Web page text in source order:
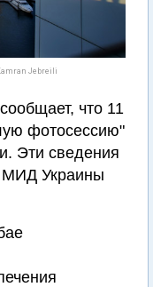
Jebreili
сообщает, что 11
фотосессию"
Эти сведения
МИД Украины